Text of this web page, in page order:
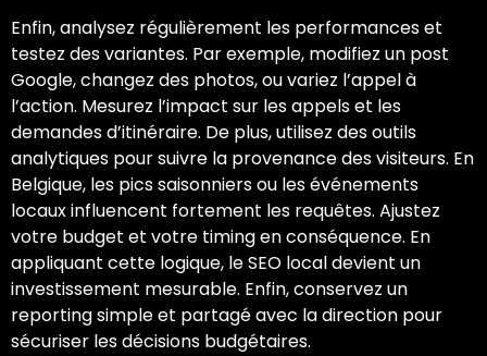
Enfin, analysez régulièrement les performances et
testez des variantes. Par exemple, modifiez un post
Google, changez des photos, ou variez l’appel à
l’action. Mesurez l’impact sur les appels et les
demandes d’itinéraire. De plus, utilisez des outils
analytiques pour suivre la provenance des visiteurs. En
Belgique, les pics saisonniers ou les événements
locaux influencent fortement les requêtes. Ajustez
votre budget et votre timing en conséquence. En
appliquant cette logique, le SEO local devient un
investissement mesurable. Enfin, conservez un
reporting simple et partagé avec la direction pour
sécuriser les décisions budgétaires.